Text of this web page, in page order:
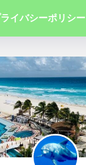
イバシーポリシー